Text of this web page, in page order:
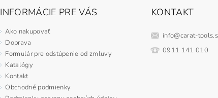
INFORMÁCIE PRE VÁS
Ako nakupovať
Doprava
Formulár pre odstúpenie od zmluvy
Katalógy
Kontakt
Obchodné podmienky
KONTAKT
info@carat-
0911 141 010